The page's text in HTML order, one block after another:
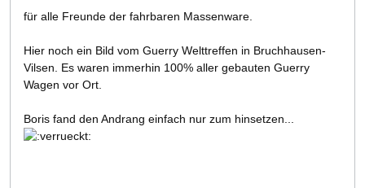
für alle Freunde der fahrbaren Massenware.
Hier noch ein Bild vom Guerry Welttreffen in Bruchhausen-
Vilsen. Es waren immerhin 100% aller gebauten Guerry
Wagen vor Ort.
Boris fand den Andrang einfach nur zum hinsetzen...